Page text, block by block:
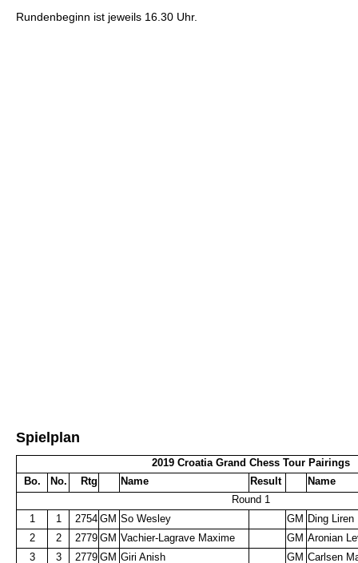
Rundenbeginn ist jeweils 16.30 Uhr.
Spielplan
2019 Croatia Grand Chess Tour Pairings
Bo.
No. Rtg Name Result
Name
Round 1
1
1 2754 GM So Wesley GM Ding Liren
2
2 2779 GM Vachier-Lagrave Maxime GM Aronian
3
3 2779 GM Giri Anish GM Carlsen